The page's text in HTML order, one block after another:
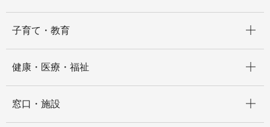
子育て・教育
健康・医療・福祉
窓口・施設